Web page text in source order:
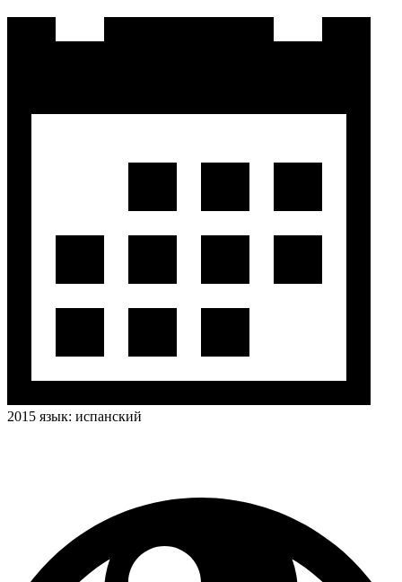
2015 язык: испанский